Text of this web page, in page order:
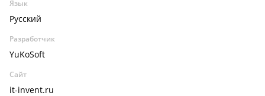
Язык
Русский
Разработчик
YuKoSoft
Сайт
it-invent.ru